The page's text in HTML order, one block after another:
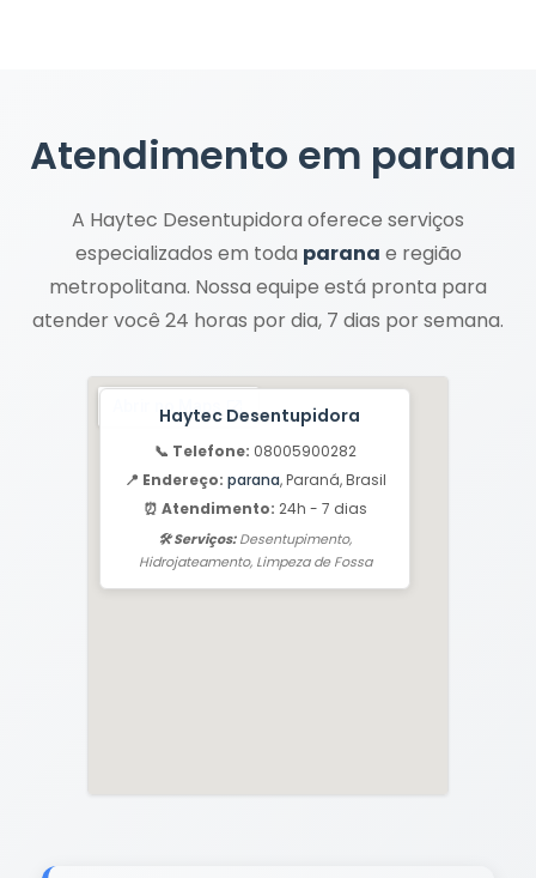
Atendimento em parana
A Haytec Desentupidora oferece serviços
especializados em toda parana e região
metropolitana. Nossa equipe está pronta para
atender você 24 horas por dia, 7 dias por semana.
Haytec Desentupidora
📞 Telefone: 08005900282
📍 Endereço: parana, Paraná, Brasil
⏰ Atendimento: 24h - 7 dias
🛠️ Serviços:Desentupimento,
Hidrojateamento, Limpeza de Fossa